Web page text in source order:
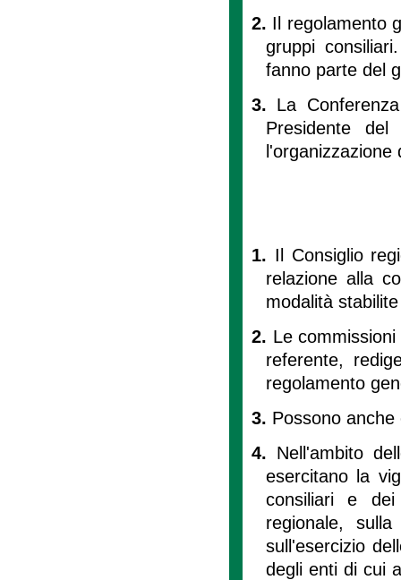
2. Il regolamento
gruppi
fanno parte del
3. La
Presidente
1. Il Consiglio
relazione alla
modalità
2. Le
referente,
regolamento
3. Possono
4. Nell'ambito
esercitano la
consiliari e dei
regionale,
sull'esercizio
degli enti di cui